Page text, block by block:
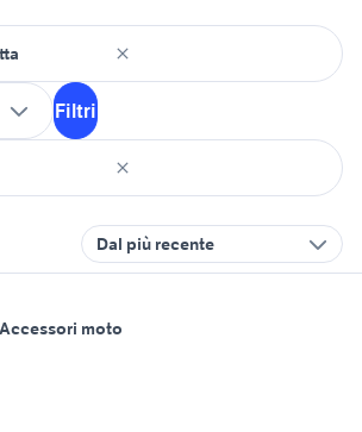
Filtri
Dal più recente
moto